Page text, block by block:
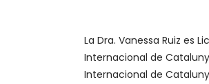
La Dra. Vanessa Ruiz es
Internacional de
Internacional de